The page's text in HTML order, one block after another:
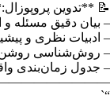
📝 **تدوین
– بیان دقیق مسئله و
– ادبیات نظری و
– روش‌شناسی روشن
– جدول زمان‌بندی
“`